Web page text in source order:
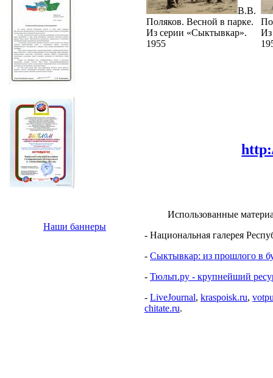
Наши баннеры
В.В.
Поляков. Весной в парке.
Из серии «Сыктывкар».
1955
Использованные
- Национальная галерея
- Сыктывкар: из прошлого в
- Тюльп.ру - крупнейший
- LiveJournal, kraspoisk.ru,
chitate.ru.